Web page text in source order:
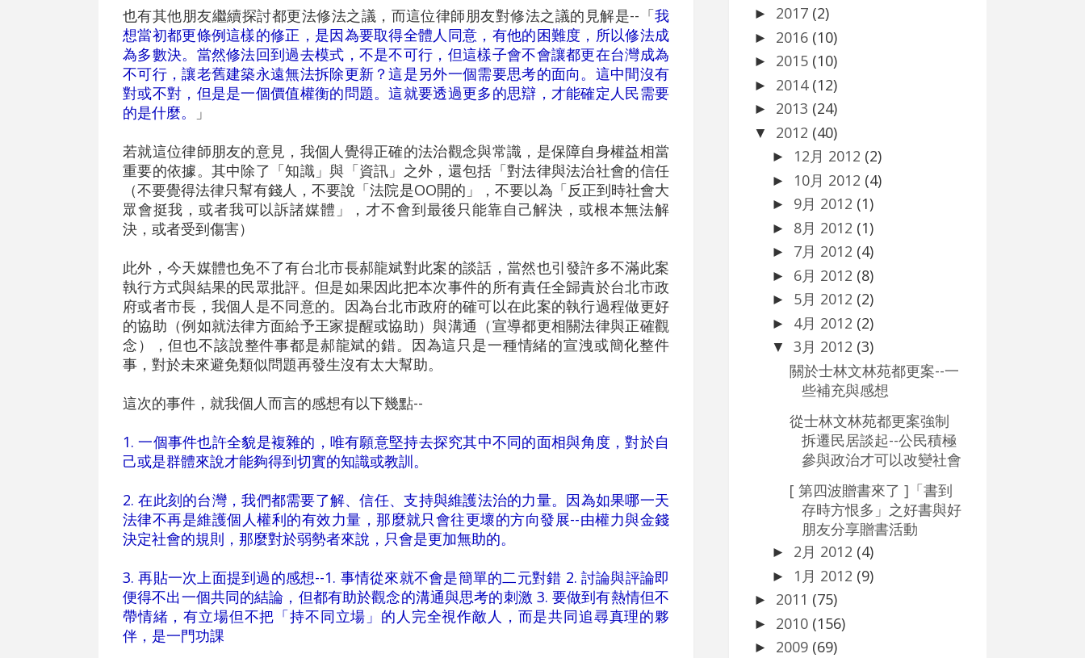
也有其他朋友繼續探討都更法修法之議，而這位律師朋友對修法之議的見解是--「我
想當初都更條例這樣的修正，是因為要取得全體人同意，有他的困難度，所以修法成
為多數決。當然修法回到過去模式，不是不可行，但這樣子會不會讓都更在台灣成為
不可行，讓老舊建築永遠無法拆除更新？這是另外一個需要思考的面向。這中間沒有
對或不對，但是是一個價值權衡的問題。這就要透過更多的思辯，才能確定人民需要
的是什麼。
」
若就這位律師朋友的意見，我個人覺得正確的法治觀念與常識，是保障自身權益相當
重要的依據。其中除了「知識」與「資訊」之外，還包括「對法律與法治社會的信任
（不要覺得法律只幫有錢人，不要說「法院是OO開的」，不要以為「反正到時社會大
眾會挺我，或者我可以訴諸媒體」，才不會到最後只能靠自己解決，或根本無法解
決，或者受到傷害）
此外，今天媒體也免不了有台北市長郝龍斌對此案的談話，當然也引發許多不滿此案
執行方式與結果的民眾批評。但是如果因此把本次事件的所有責任全歸責於台北市政
府或者市長，我個人是不同意的。因為台北市政府的確可以在此案的執行過程做更好
的協助（例如就法律方面給予王家提醒或協助）與溝通（宣導都更相關法律與正確觀
念），但也不該說整件事都是郝龍斌的錯。因為這只是一種情緒的宣洩或簡化整件
事，對於未來避免類似問題再發生沒有太大幫助。
這次的事件，就我個人而言的感想有以下幾點--
1. 一個事件也許全貌是複雜的，唯有願意堅持去探究其中不同的面相與角度，對於自
己或是群體來說才能夠得到切實的知識或教訓。
2. 在此刻的台灣，我們都需要了解、信任、支持與維護法治的力量。因為如果哪一天
法律不再是維護個人權利的有效力量，那麼就只會往更壞的方向發展--由權力與金錢
決定社會的規則，那麼對於弱勢者來說，只會是更加無助的。
3. 再貼一次上面提到過的感想--1. 事情從來就不會是簡單的二元對錯 2. 討論與評論即
便得不出一個共同的結論，但都有助於觀念的溝通與思考的刺激 3. 要做到有熱情但不
帶情緒，有立場但不把「持不同立場」的人完全視作敵人，而是共同追尋真理的夥
伴，是一門功課
► 2017 (2)
► 2016 (10)
► 2015 (10)
► 2014 (12)
► 2013 (24)
▼ 2012 (40)
► 12月 2012 (2)
► 10月 2012 (4)
► 9月 2012 (1)
► 8月 2012 (1)
► 7月 2012 (4)
► 6月 2012 (8)
► 5月 2012 (2)
► 4月 2012 (2)
▼ 3月 2012 (3)
關於士林文林苑都更案--一
些補充與感想
從士林文林苑都更案強制
拆遷民居談起--公民積極
參與政治才可以改變社會
[ 第四波贈書來了 ]「書到
存時方恨多」之好書與好
朋友分享贈書活動
► 2月 2012 (4)
► 1月 2012 (9)
► 2011 (75)
► 2010 (156)
► 2009 (69)